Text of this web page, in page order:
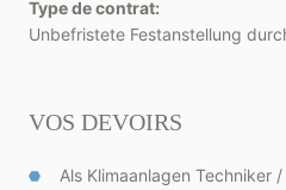
Type de contrat:
Unbefristete Festanstellung
VOS DEVOIRS
Als Klimaanlagen Techniker